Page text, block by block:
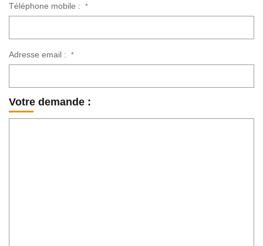
Téléphone mobile : *
Adresse email : *
Votre demande :